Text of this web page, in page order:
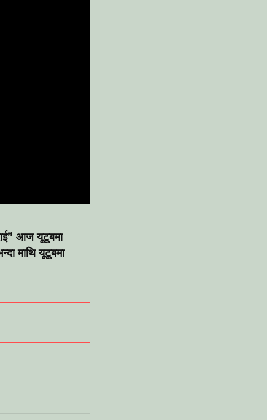
आज यूटूबमा
माथि यूटूबमा